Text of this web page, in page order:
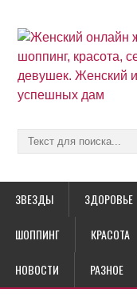
ЗВЕЗДЫ ЗДОРОВЬЕ
ШОППИНГ КРАСОТА
НОВОСТИ РАЗНОЕ